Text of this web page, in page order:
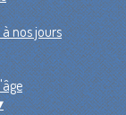
à nos jours